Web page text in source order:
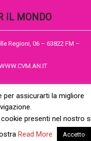
IL MONDO
Regioni, 06 – 63822 FM –
assicurarti la migliore
presenti nel nostro
Read More Accetto